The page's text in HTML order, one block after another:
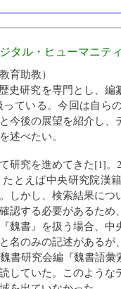
タル・ヒューマニテ
育助教）
史研究を専門とし、
ている。今回は自ら
今後の展望を紹介し
述べたい。
研究を進めてきた[1]。
とえば中央研究院漢
しかし、検索結果に
認する必要があるため
魏書』を扱う場合、中
名のみの記述がある
書研究会編『魏書語彙
していた。このよう